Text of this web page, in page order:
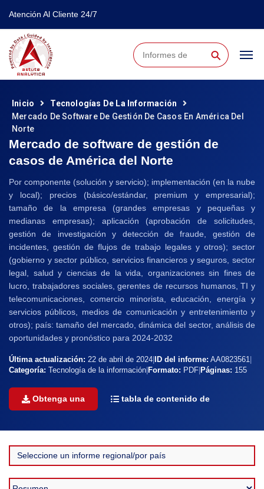
Atención Al Cliente 24/7
⚲
Inicio
Tecnologías De La Información
Mercado De Software De Gestión De Casos En América Del
Norte
Mercado de software de gestión de
casos de América del Norte
Por componente (solución y servicio); implementación (en la nube
y local); precios (básico/estándar, premium y empresarial);
tamaño de la empresa (grandes empresas y pequeñas y
medianas empresas); aplicación (aprobación de solicitudes,
gestión de investigación y detección de fraude, gestión de
incidentes, gestión de flujos de trabajo legales y otros); sector
(gobierno y sector público, servicios financieros y seguros, sector
legal, salud y ciencias de la vida, organizaciones sin fines de
lucro, trabajadores sociales, gerentes de recursos humanos, TI y
telecomunicaciones, comercio minorista, educación, energía y
servicios públicos, medios de comunicación y entretenimiento y
otros); país: tamaño del mercado, dinámica del sector, análisis de
oportunidades y pronóstico para 2024-2032
Última actualización: 22 de abril de 2024 ID del informe: AA0823561
Categoría: Tecnología de la información Formato: PDF Páginas: 155
Obtenga una tabla de contenido de